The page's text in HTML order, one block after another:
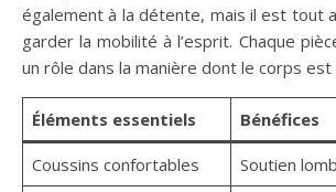
également à la détente, mais il est tout
garder la mobilité à l’esprit. Chaque
un rôle dans la manière dont le corps est
Éléments essentiels Bénéfices
Coussins confortables
Soutien